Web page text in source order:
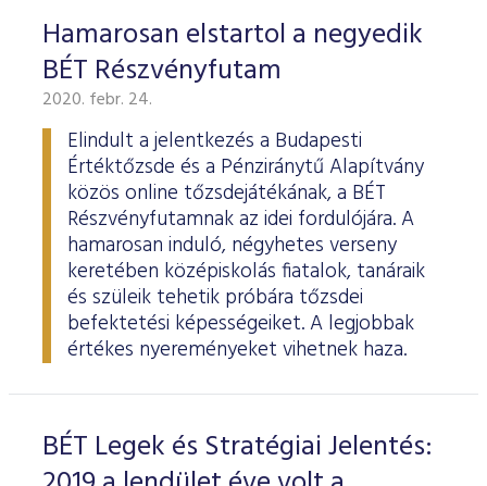
Hamarosan elstartol a negyedik
BÉT Részvényfutam
2020. febr. 24.
Elindult a jelentkezés a Budapesti
Értéktőzsde és a Pénziránytű Alapítvány
közös online tőzsdejátékának, a BÉT
Részvényfutamnak az idei fordulójára. A
hamarosan induló, négyhetes verseny
keretében középiskolás fiatalok, tanáraik
és szüleik tehetik próbára tőzsdei
befektetési képességeiket. A legjobbak
értékes nyereményeket vihetnek haza.
BÉT Legek és Stratégiai Jelentés: